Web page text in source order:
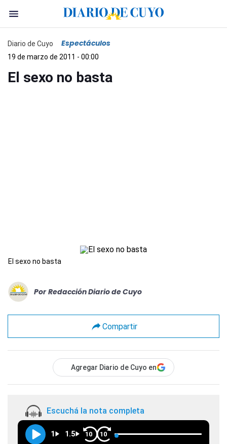
Diario de Cuyo Espectáculos
19 de marzo de 2011 - 00:00
El sexo no basta
El sexo no basta
Por Redacción Diario de Cuyo
Compartir
Agregar Diario de Cuyo en
Escuchá la nota completa
1 1.5 10 10